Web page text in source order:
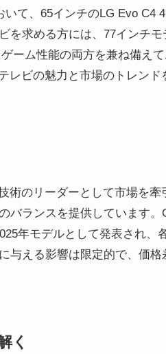
て、65インチのLG Evo C4
を求める方には、77インチ
ーム性能の両方を兼ね備え
レビの魅力と市場のトレンド
術のリーダーとして市場を
バランスを提供しています
年モデルとして発表され
与える影響は限定的で、価
く